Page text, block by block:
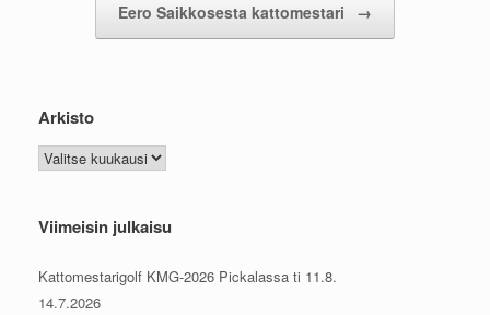
Eero Saikkosesta kattomestari →
Arkisto
Arkisto
Viimeisin julkaisu
Kattomestarigolf KMG-2026 Pickalassa ti 11.8.
14.7.2026